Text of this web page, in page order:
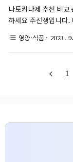
니다. ※해당 글은 순
필 이란? '나토필'은 의
로 구성된 '필리서치'
선에 도움이 되는 것으
나토키나제 추천 비
하세요 주선생입니다.
추천 제품 10가지를
히 알아보는 시간을
정리해드리도록 할테
통 음식인 '청국장' 등
format_list_bulleted 영양·식품 · 2023.
navigate_before 1